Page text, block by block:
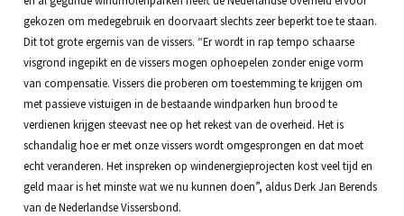
gekozen om medegebruik en doorvaart slechts zeer beperkt toe te staan.
Dit tot grote ergernis van de vissers. “Er wordt in rap tempo schaarse
visgrond ingepikt en de vissers mogen ophoepelen zonder enige vorm
van compensatie. Vissers die proberen om toestemming te krijgen om
met passieve vistuigen in de bestaande windparken hun brood te
verdienen krijgen steevast nee op het rekest van de overheid. Het is
schandalig hoe er met onze vissers wordt omgesprongen en dat moet
echt veranderen. Het inspreken op windenergieprojecten kost veel tijd en
geld maar is het minste wat we nu kunnen doen”, aldus Derk Jan Berends
van de Nederlandse Vissersbond.